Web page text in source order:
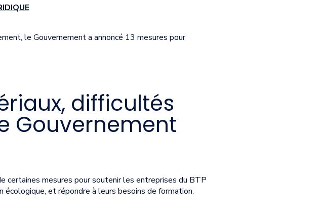
le Gouvernement a annoncé 13 mesures pour
difficultés
Gouvernement
certaines mesures pour soutenir les entreprises du BTP
écologique, et répondre à leurs besoins de formation.